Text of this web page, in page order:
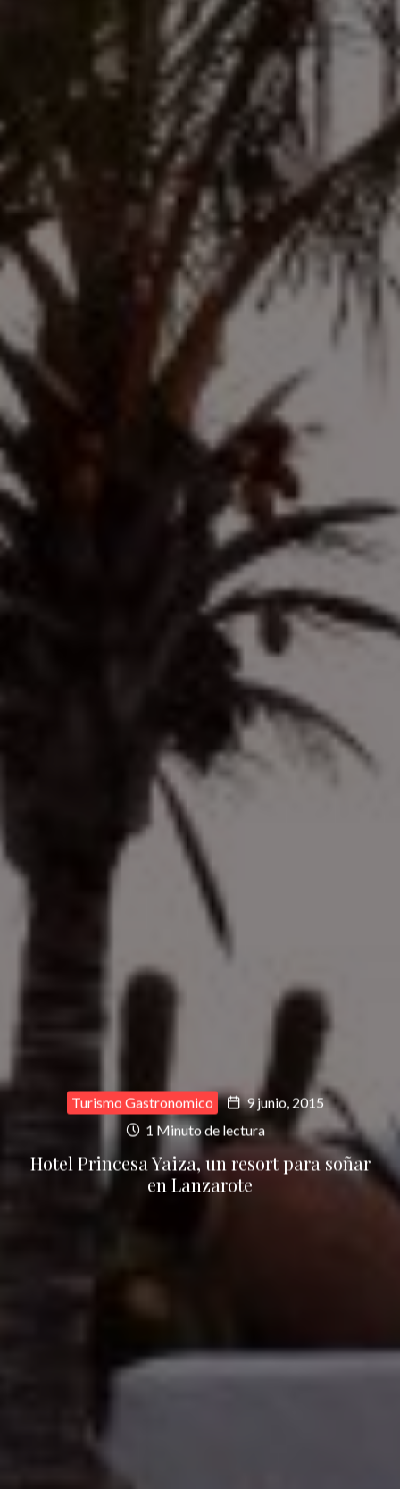
Turismo Gastronomico
9 junio, 2015
1 Minuto de lectura
Hotel Princesa Yaiza, un resort para soñar
en Lanzarote